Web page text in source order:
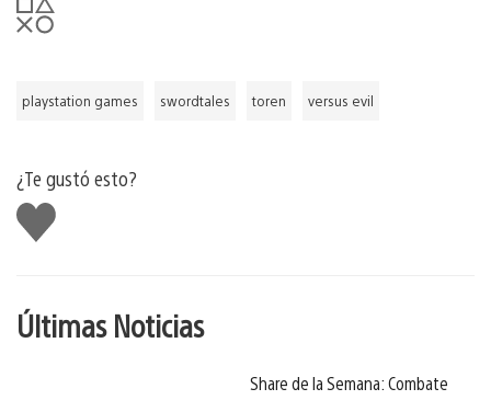
playstation games swordtales toren versus evil
¿Te gustó esto?
Me
gusta
Últimas Noticias
Share de la Semana: Combate